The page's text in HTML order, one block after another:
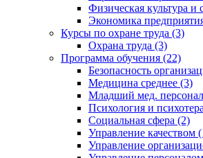
Физическая культура и
Экономика
Курсы по охране труда (3)
Охрана труда (3)
Программа обучения (22)
Безопасность
Медицина среднее (3)
Младший мед.
Психология и
Социальная сфера (2)
Управление качеством
Управление